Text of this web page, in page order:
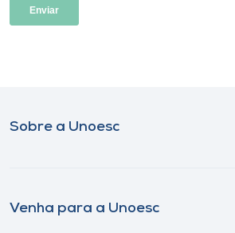
Sobre a Unoesc
Venha para a Unoesc